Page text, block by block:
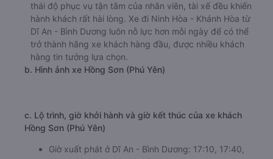
thái độ phục vụ tận tâm của nhân viên, tài xế đều khiến
hành khách rất hài lòng. Xe đi Ninh Hòa - Khánh Hòa từ
Dĩ An - Bình Dương luôn nỗ lực hơn mỗi ngày để có thể
trở thành hãng xe khách hàng đầu, được nhiều khách
hàng tin tưởng lựa chọn.
b. Hình ảnh xe Hồng Sơn (Phú Yên)
c. Lộ trình, giờ khởi hành và giờ kết thúc của xe khách
Hồng Sơn (Phú Yên)
Giờ xuất phát ở Dĩ An - Bình Dương: 17:10, 17:40,